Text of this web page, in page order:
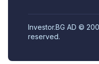
Investor.BG AD ©
reserved.